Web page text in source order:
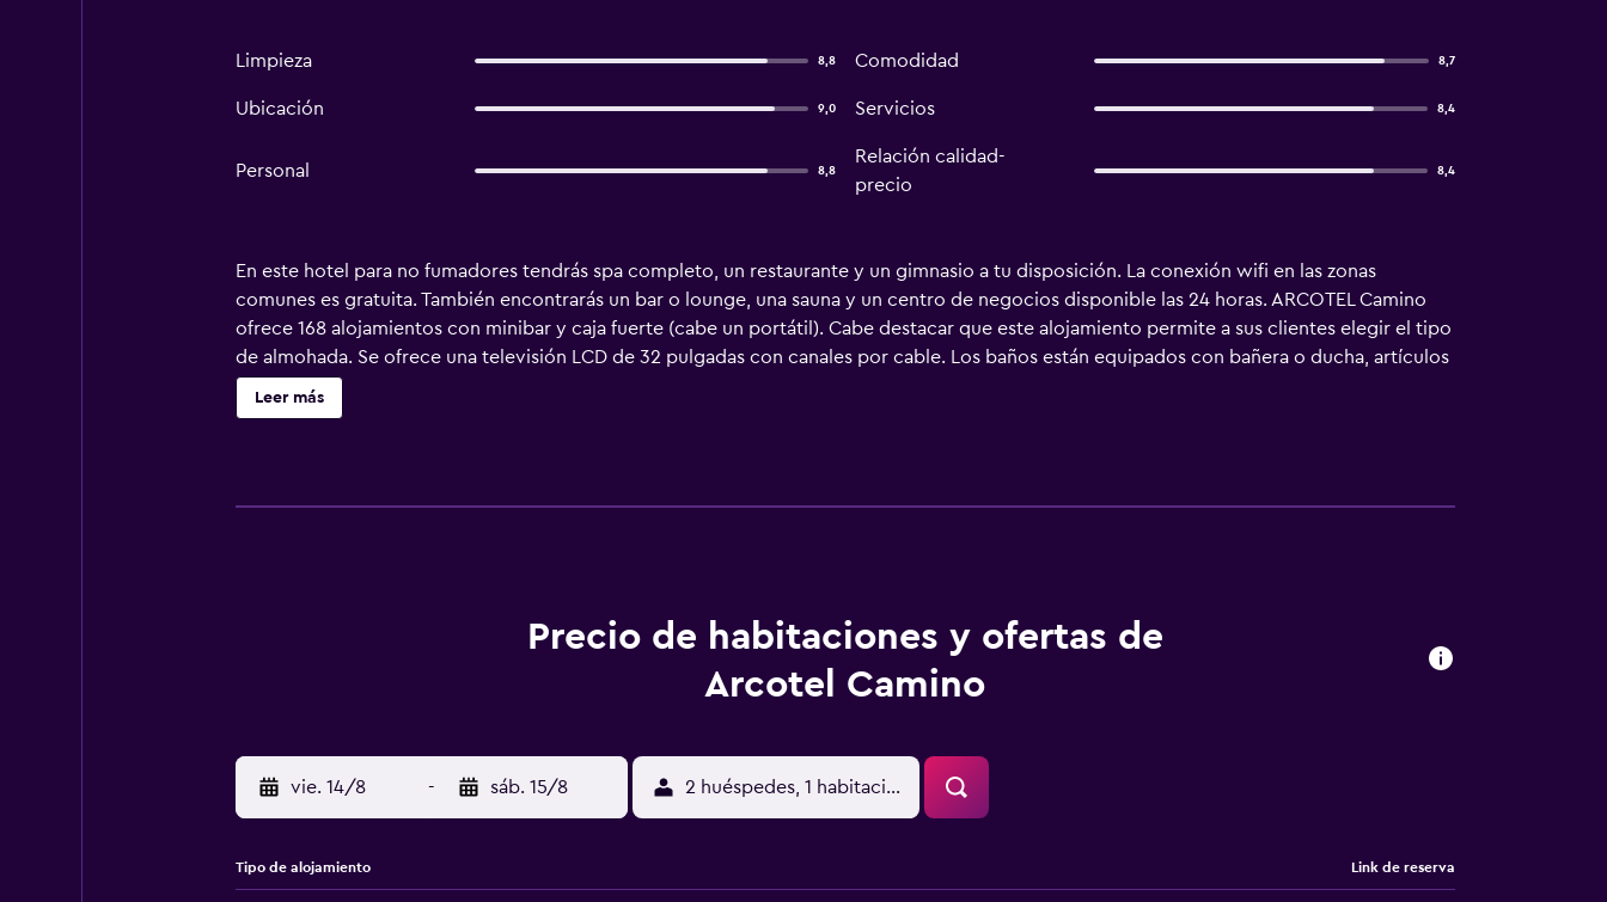
Limpieza 8,8 Comodidad 8,7
Ubicación 9,0 Servicios 8,4
Personal 8,8
Relación calidad-
precio
8,4
En este hotel para no fumadores tendrás spa completo, un restaurante y un gimnasio a tu disposición. La conexión wifi en las zonas
comunes es gratuita. También encontrarás un bar o lounge, una sauna y un centro de negocios disponible las 24 horas. ARCOTEL Camino
ofrece 168 alojamientos con minibar y caja fuerte (cabe un portátil). Cabe destacar que este alojamiento permite a sus clientes elegir el tipo
de almohada. Se ofrece una televisión LCD de 32 pulgadas con canales por cable. Los baños están equipados con bañera o ducha, artículos
de higiene personal gratuitos y secador de pelo. Este hotel en Stuttgart ofrece acceso a Internet por cable y wifi gratis. Los servicios para
personas de negocios incluyen escritorio y periódicos gratuitos. Es posible solicitar juegos de cama hipoalergénicos y tabla de planchar
Leer más
Precio de habitaciones y ofertas de
Arcotel Camino
vie. 14/8 - sáb. 15/8 2 huéspedes, 1 habitación
Tipo de alojamiento Link de reserva